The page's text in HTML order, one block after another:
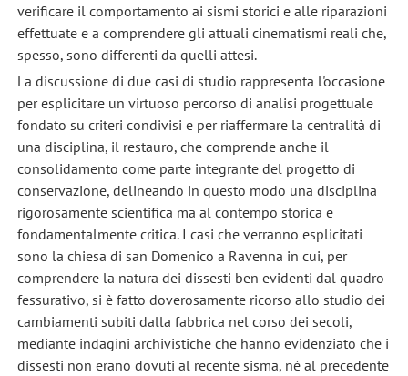
verificare il comportamento ai sismi storici e alle riparazioni
effettuate e a comprendere gli attuali cinematismi reali che,
spesso, sono differenti da quelli attesi.
La discussione di due casi di studio rappresenta l'occasione
per esplicitare un virtuoso percorso di analisi progettuale
fondato su criteri condivisi e per riaffermare la centralità di
una disciplina, il restauro, che comprende anche il
consolidamento come parte integrante del progetto di
conservazione, delineando in questo modo una disciplina
rigorosamente scientifica ma al contempo storica e
fondamentalmente critica. I casi che verranno esplicitati
sono la chiesa di san Domenico a Ravenna in cui, per
comprendere la natura dei dissesti ben evidenti dal quadro
fessurativo, si è fatto doverosamente ricorso allo studio dei
cambiamenti subiti dalla fabbrica nel corso dei secoli,
mediante indagini archivistiche che hanno evidenziato che i
dissesti non erano dovuti al recente sisma, nè al precedente